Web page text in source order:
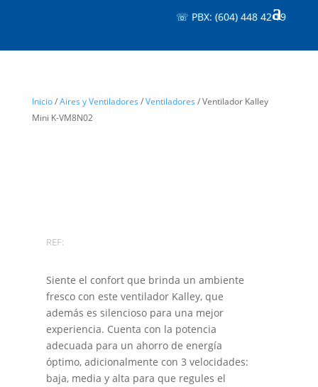
☏ PBX: (604) 448 42 19
Inicio/Aires y Ventiladores /Ventiladores / Ventilador Kalley
Mini K-VM8N02
REF:
Siente el confort que brinda un ambiente
fresco con este ventilador Kalley, que
además es silencioso para una mejor
experiencia. Cuenta con la potencia
adecuada para un ahorro de energía
óptimo, adicionalmente con 3 velocidades:
baja, media y alta para que regules el